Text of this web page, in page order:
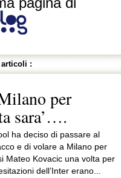
articoli :
per
sara’….
ha deciso di passare al
e di volare a Milano per
Mateo Kovacic una volta per
dell’Inter erano...